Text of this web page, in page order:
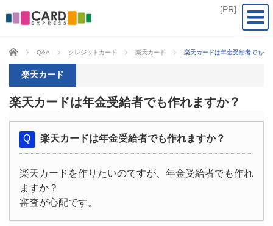
CARD EXPRESS
Q&A クレジットカード 楽天カード 楽天カードは年金受給者でも作
楽天カード
楽天カードは年金受給者でも作れますか？
楽天カードは年金受給者でも作れますか？
楽天カードを作りたいのですが、年金受給者でも作れ
ますか？
審査が心配です。